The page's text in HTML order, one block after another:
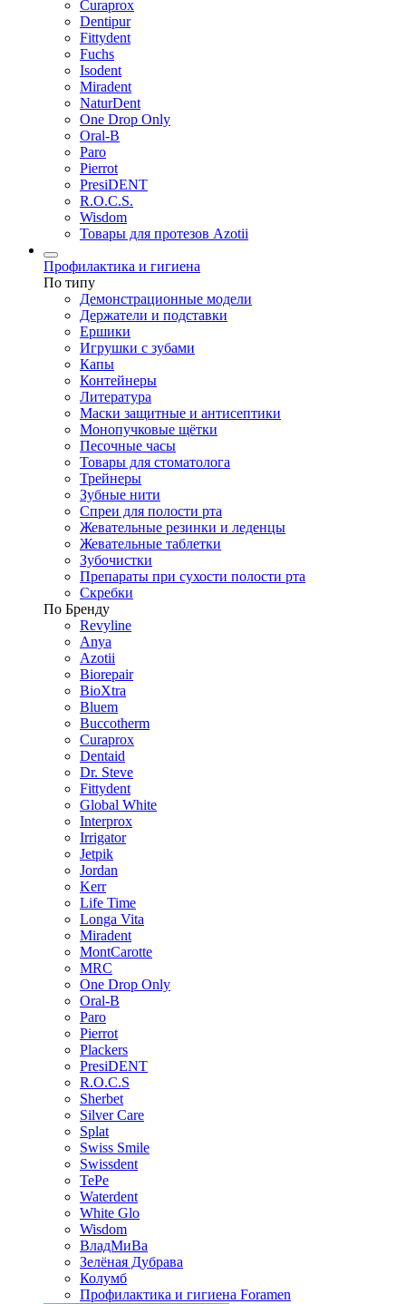
Curaprox
Dentipur
Fittydent
Fuchs
Isodent
Miradent
NaturDent
One Drop Only
Oral-B
Paro
Pierrot
PresiDENT
R.O.C.S.
Wisdom
Товары для протезов Azotii
Профилактика и гигиена
По типу
Демонстрационные модели
Держатели и подставки
Ершики
Игрушки с зубами
Капы
Контейнеры
Литература
Маски защитные и антисептики
Монопучковые щётки
Песочные часы
Товары для стоматолога
Трейнеры
Зубные нити
Спреи для полости рта
Жевательные резинки и леденцы
Жевательные таблетки
Зубочистки
Препараты при сухости полости рта
Скребки
По Бренду
Revyline
Anya
Azotii
Biorepair
BioXtra
Bluem
Buccotherm
Curaprox
Dentaid
Dr. Steve
Fittydent
Global White
Interprox
Irrigator
Jetpik
Jordan
Kerr
Life Time
Longa Vita
Miradent
MontCarotte
MRC
One Drop Only
Oral-B
Paro
Pierrot
Plackers
PresiDENT
R.O.C.S
Sherbet
Silver Care
Splat
Swiss Smile
Swissdent
TePe
Waterdent
White Glo
Wisdom
ВладМиВа
Зелёная Дубрава
Колумб
Профилактика и гигиена Foramen